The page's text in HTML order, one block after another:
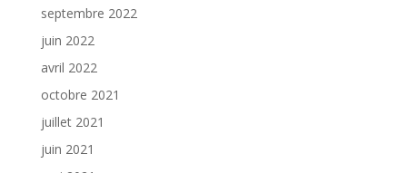
septembre 2022
juin 2022
avril 2022
octobre 2021
juillet 2021
juin 2021